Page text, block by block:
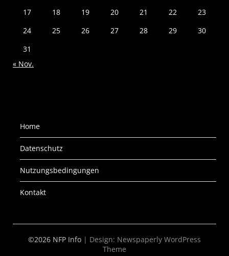
17
18 19 20 21 22
23
24
25 26 27 28 29
30
31
« Nov.
Home
Datenschutz
Nutzungsbedingungen
Kontakt
©2026 NFP Info | Design: Newspaperly WordPress
Theme